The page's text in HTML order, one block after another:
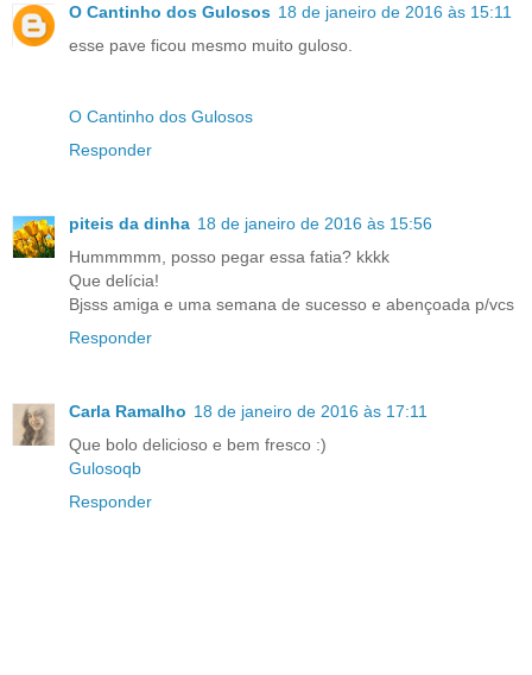
O Cantinho dos Gulosos 18 de janeiro de 2016 às 15:11
esse pave ficou mesmo muito guloso.
O Cantinho dos Gulosos
Responder
piteis da dinha 18 de janeiro de 2016 às 15:56
Hummmmm, posso pegar essa fatia? kkkk
Que delícia!
Bjsss amiga e uma semana de sucesso e abençoada p/vcs
Responder
Carla Ramalho 18 de janeiro de 2016 às 17:11
Que bolo delicioso e bem fresco :)
Gulosoqb
Responder